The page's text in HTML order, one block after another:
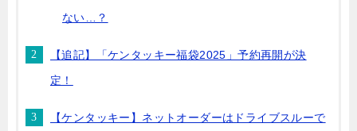
ない…？
【追記】「ケンタッキー福袋2025」予約再開が決
定！
【ケンタッキー】ネットオーダーはドライブスルーで